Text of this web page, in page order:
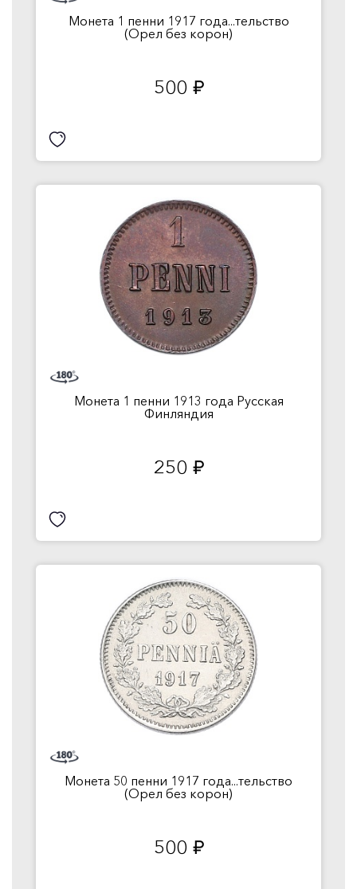
Монета 1 пенни 1917 года...тельство
(Орел без корон)
500 руб.
Монета 1 пенни 1913 года Русская
Финляндия
250 руб.
Монета 50 пенни 1917 года...тельство
(Орел без корон)
500 руб.